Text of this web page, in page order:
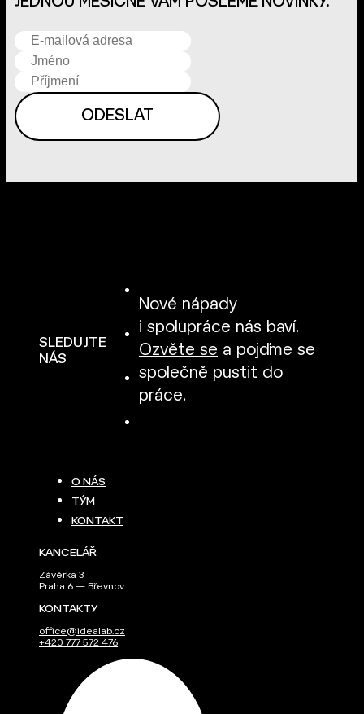
SLEDUJTE
NÁS
Nové nápady
i spolupráce nás baví.
Ozvěte se a pojďme se
společně pustit do
práce.
O NÁS
TÝM
KONTAKT
KANCELÁŘ
Závěrka 3
Praha 6 — Břevnov
KONTAKTY
office@idealab.cz
+420 777 572 476